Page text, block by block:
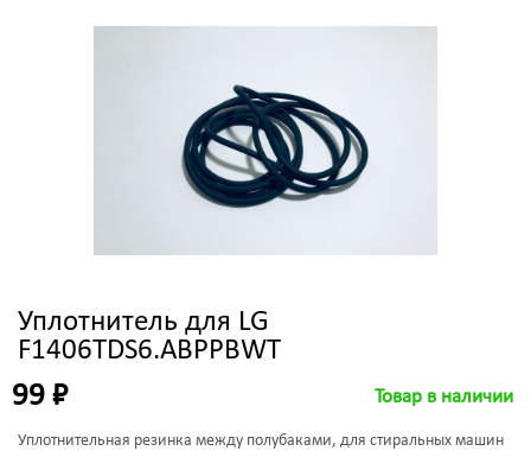
Уплотнитель для LG
F1406TDS6.ABPPBWT
99 ₽ Товар в наличии
Уплотнительная резинка между полубаками, для стиральных машин